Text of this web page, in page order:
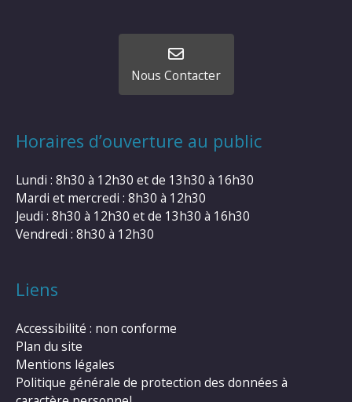
Nous Contacter
Horaires d’ouverture au public
Lundi : 8h30 à 12h30 et de 13h30 à 16h30
Mardi et mercredi : 8h30 à 12h30
Jeudi : 8h30 à 12h30 et de 13h30 à 16h30
Vendredi : 8h30 à 12h30
Liens
Accessibilité : non conforme
Plan du site
Mentions légales
Politique générale de protection des données à